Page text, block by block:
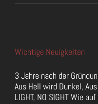
Wichtige Neuigkeiten
3 Jahre nach der
Aus Hell wird Dunkel,
LIGHT, NO SIGHT Wie